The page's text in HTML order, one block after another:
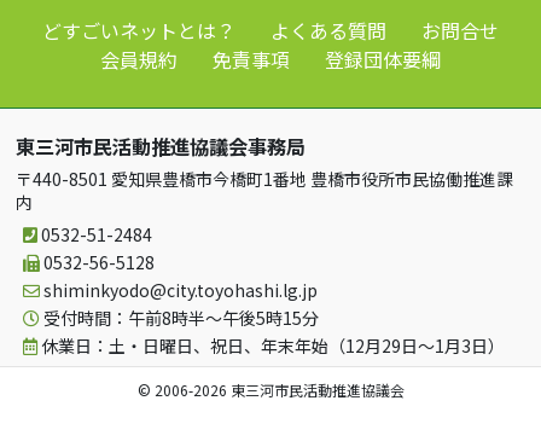
どすごいネットとは？ よくある質問
お問合せ
会員規約
免責事項 登録団体要綱
東三河市民活動推進協議会事務局
〒440-8501 愛知県豊橋市今橋町1番地 豊橋市役所市民協働推進課
内
0532-51-2484
0532-56-5128
shiminkyodo
city.toyohashi.lg.jp
受付時間：午前8時半～午後5時15分
休業日：土・日曜日、祝日、年末年始（12月29日～1月3日）
© 2006-2026 東三河市民活動推進協議会